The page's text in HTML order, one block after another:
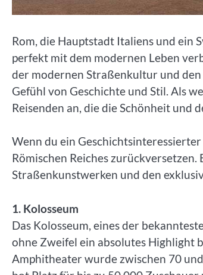
Rom, die Hauptstadt Italiens und ein
perfekt mit dem modernen Leben
der modernen Straßenkultur und
Gefühl von Geschichte und Stil. Als
Reisenden an, die die Schönheit und
Wenn du ein
Römischen Reiches
Straßenkunstwerken und den
1. Kolosseum
Das Kolosseum, eines der
ohne Zweifel ein absolutes Highlight
Amphitheater wurde zwischen 70